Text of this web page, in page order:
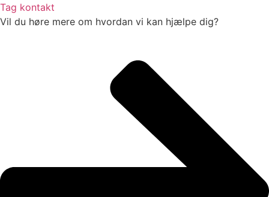
Tag kontakt
Vil du høre mere om hvordan vi kan hjælpe dig?